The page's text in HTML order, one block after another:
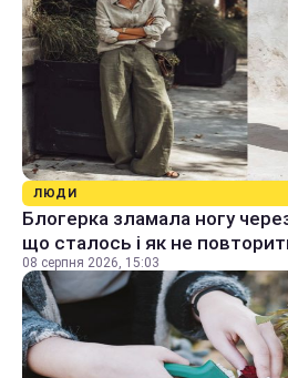
ЛЮДИ
Блогерка зламала ногу
що сталось і як не
08 серпня 2026, 15:03